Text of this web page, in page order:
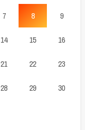
7 8 9
14 15 16
21 22 23
28 29 30